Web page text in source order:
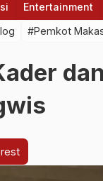
Entertainment
#Pemkot